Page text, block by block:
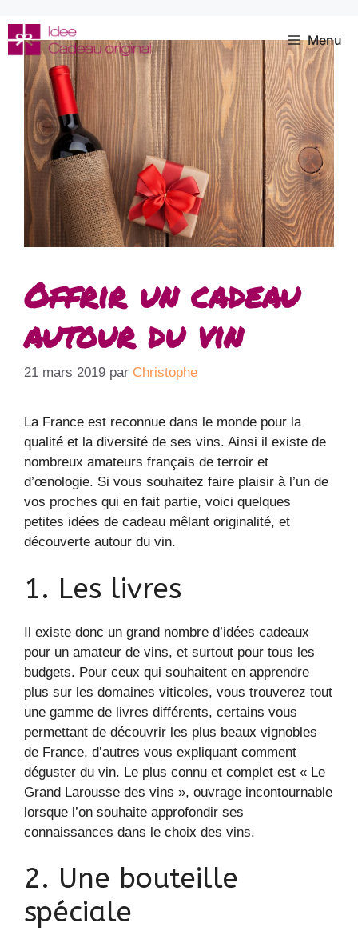
au
contenu
Menu
Offrir un cadeau
autour du vin
21 mars 2019 par Christophe
La France est reconnue dans le monde pour la
qualité et la diversité de ses vins. Ainsi il existe de
nombreux amateurs français de terroir et
d’œnologie. Si vous souhaitez faire plaisir à l’un de
vos proches qui en fait partie, voici quelques
petites idées de cadeau mêlant originalité, et
découverte autour du vin.
1. Les livres
Il existe donc un grand nombre d’idées cadeaux
pour un amateur de vins, et surtout pour tous les
budgets. Pour ceux qui souhaitent en apprendre
plus sur les domaines viticoles, vous trouverez tout
une gamme de livres différents, certains vous
permettant de découvrir les plus beaux vignobles
de France, d’autres vous expliquant comment
déguster du vin. Le plus connu et complet est « Le
Grand Larousse des vins », ouvrage incontournable
lorsque l’on souhaite approfondir ses
connaissances dans le choix des vins.
2. Une bouteille
spéciale